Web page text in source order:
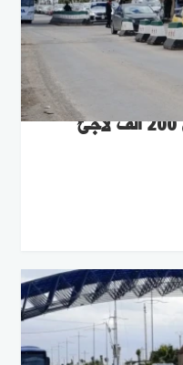
منذ سقوط النظام..أكثر من 200 ألف ‏لاجئ